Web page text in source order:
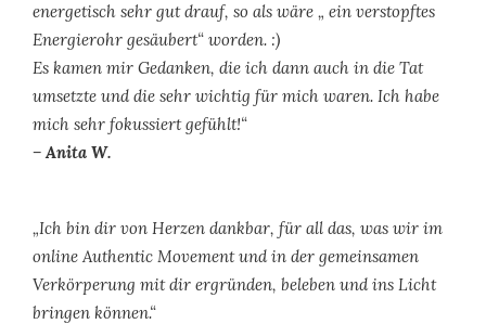
energetisch sehr gut drauf, so als wäre „ ein verstopftes
Energierohr gesäubert“ worden. :)
Es kamen mir Gedanken, die ich dann auch in die Tat
umsetzte und die sehr wichtig für mich waren. Ich habe
mich sehr fokussiert gefühlt!“
– Anita W.
„Ich bin dir von Herzen dankbar, für all das, was wir im
online Authentic Movement und in der gemeinsamen
Verkörperung mit dir ergründen, beleben und ins Licht
bringen können.“